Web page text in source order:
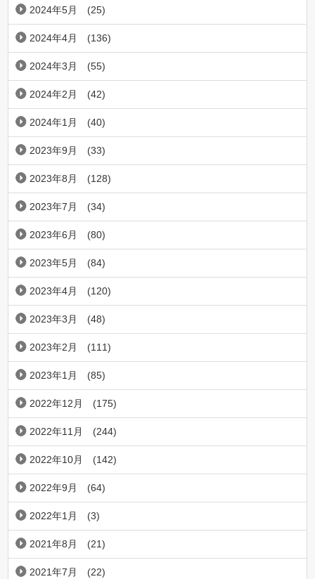
2024年5月 (25)
2024年4月 (136)
2024年3月 (55)
2024年2月 (42)
2024年1月 (40)
2023年9月 (33)
2023年8月 (128)
2023年7月 (34)
2023年6月 (80)
2023年5月 (84)
2023年4月 (120)
2023年3月 (48)
2023年2月 (111)
2023年1月 (85)
2022年12月 (175)
2022年11月 (244)
2022年10月 (142)
2022年9月 (64)
2022年1月 (3)
2021年8月 (21)
2021年7月 (22)